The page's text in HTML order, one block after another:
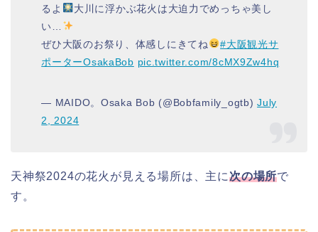
るよ
大川に浮かぶ花火は大迫力でめっちゃ美し
い…
ぜひ大阪のお祭り、体感しにきてね
#大阪観光サ
ポーターOsakaBob pic.twitter.com/8cMX9Zw4hq
— MAIDO。Osaka Bob (@Bobfamily_ogtb)July
2, 2024
天神祭2024の花火が見える場所は、主に次の場所で
す。